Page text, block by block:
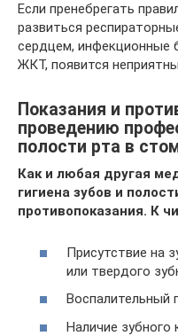
Если пренебрегать
развиться
сердцем, инфекционные
ЖКТ, появится
Показания и
проведению
полости рта в
Как и любая другая
гигиена зубов и
противопоказания. К
Присутствие на
или твердого
Воспалительный
Наличие зубного